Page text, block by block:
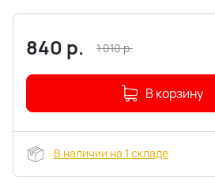
840 р. 1 010р.
В корзину
В наличии на 1 складе